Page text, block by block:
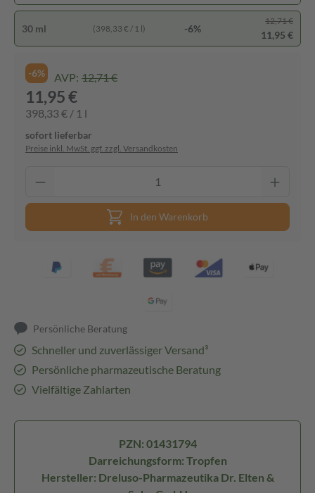
30 ml (398,33 € / 1 l) -6%
12,71 €
11,95 €
-6% AVP: 12,71 €
11,95 €
398,33 € / 1 l
sofort lieferbar
Preise inkl. MwSt. ggf. zzgl. Versandkosten
In den Warenkorb
Persönliche Beratung
Schneller und zuverlässiger Versand³
Persönliche pharmazeutische Beratung
Vielfältige Zahlarten
PZN: 01431794
Darreichungsform: Tropfen
Hersteller: Dreluso-Pharmazeutika Dr. Elten &